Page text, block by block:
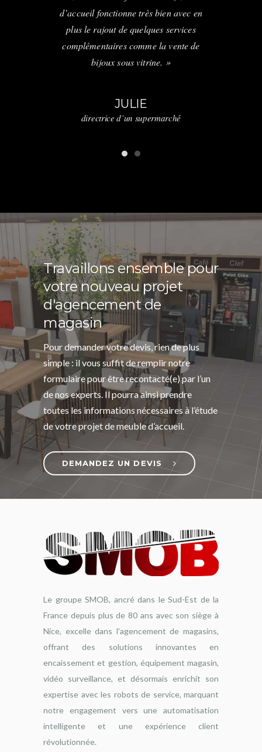
d’accueil fonctionne très bien avec en
plus le rajout de quelques services
complémentaires comme la vente de
bijoux sous vitrine. »
JULIE
directrice d’un supermarché
Travaillons ensemble pour
votre nouveau projet
d'agencement de
magasin
Pour demander votre devis, rien de plus
simple : il vous suffit de remplir notre
formulaire pour être recontacté(e) par l’un
de nos experts. Il pourra ainsi prendre
toutes les informations nécessaires à l’étude
de votre projet de meuble d’accueil.
DEMANDEZ UN DEVIS
Le groupe SMOB, ancré dans le Sud-Est de la
France depuis plus de 80 ans avec son siège à
Nice, excelle dans l'agencement de magasins,
offrant des solutions innovantes en
encaissement et gestion, équipement magasin,
vidéo surveillance, et désormais enrichit son
expertise avec les robots de service, marquant
notre engagement vers une automatisation
intelligente et une expérience client
révolutionnée.